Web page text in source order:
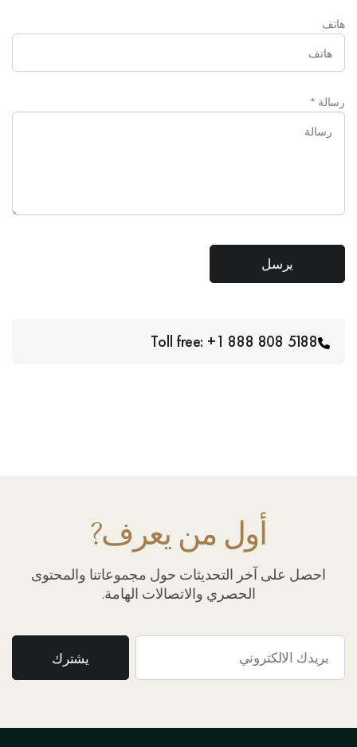
هاتف
رسالة *
Toll free: +1 888 808 5188
أول من يعرف?
احصل على آخر التحديثات حول مجموعاتنا والمحتوى
الحصري والاتصالات الهامة.